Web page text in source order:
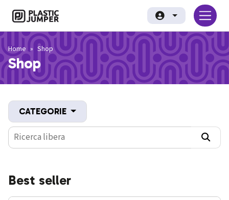
Plastic Jumper srl
Home Shop
Shop
CATEGORIE
Best seller